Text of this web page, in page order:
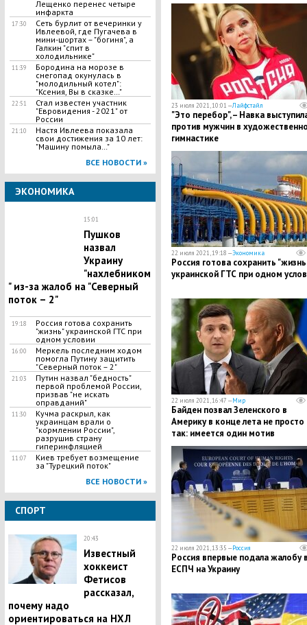
Лещенко перенес четыре
инфаркта
17:30
Сеть бурлит от вечеринки у
Ивлеевой, где Пугачева в
мини-шортах – "богиня", а
Галкин "спит в
холодильнике"
11:39
Бородина на морозе в
снегопад окунулась в
"молодильный котел":
"Ксения, Вы в сказке…"
22:51
Стал известен участник
"Евровидения - 2021" от
России
21:10
Настя Ивлеева показала
свои достижения за 10 лет:
"Машину помыла…"
ВСЕ НОВОСТИ »
ЭКОНОМИКА
15:01
Пушков
назвал
Украину
"нахлебником
" из-за жалоб на "Северный
поток – 2"
19:18
Россия готова сохранить
"жизнь" украинской ГТС при
одном условии
16:00
Меркель последним ходом
помогла Путину защитить
"Северный поток – 2"
21:03
Путин назвал "бедность"
первой проблемой России,
призвав "не искать
оправданий"
11:30
Кучма раскрыл, как
украинцам врали о
"кормлении России",
разрушив страну
гиперинфляцией
11:07
Киев требует возмещение
за "Турецкий поток"
ВСЕ НОВОСТИ »
СПОРТ
20:43
Известный
хоккеист
Фетисов
рассказал,
почему надо
ориентироваться на НХЛ
23 июля 2021, 10:01 —Лайфстайл
"Это перебор", – Навка
против мужчин в
гимнастике
22 июля 2021, 19:18 —Экономика
Россия готова сохранить
украинской ГТС при одном
22 июля 2021, 16:47 —Мир
Байден позвал Зеленского в
Америку в конце лета не просто
так: имеется один мотив
22 июля 2021, 13:35 —Россия
Россия впервые подала жалобу
ЕСПЧ на Украину